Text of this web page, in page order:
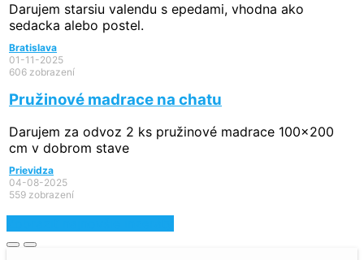
Darujem starsiu valendu s epedami, vhodna ako
sedacka alebo postel.
Bratislava
01-11-2025
606 zobrazení
Pružinové madrace na chatu
Darujem za odvoz 2 ks pružinové madrace 100x200
cm v dobrom stave
Prievidza
04-08-2025
559 zobrazení